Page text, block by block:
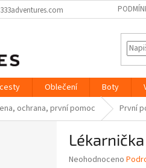
Oblečení Boty
ochrana, první pomoc První
Průměrné
Neohodnoceno